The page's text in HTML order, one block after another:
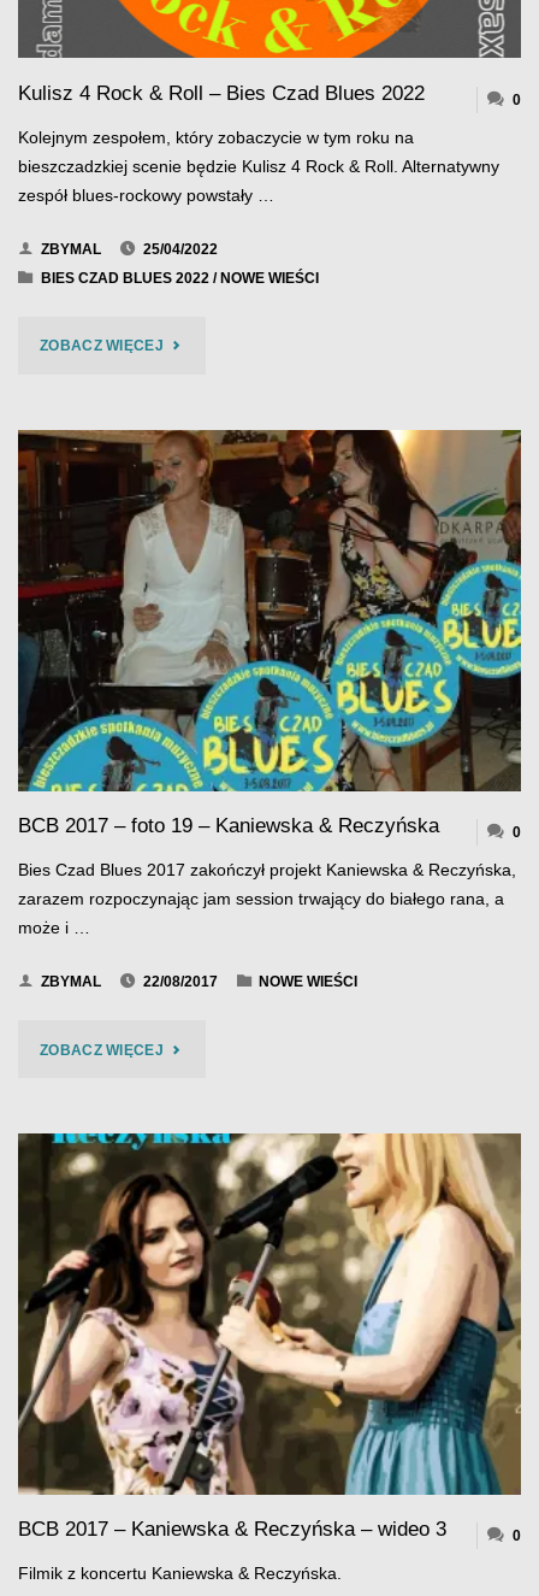
Kulisz 4 Rock & Roll – Bies Czad Blues 2022 0
Kolejnym zespołem, który zobaczycie w tym roku na
bieszczadzkiej scenie będzie Kulisz 4 Rock & Roll. Alternatywny
zespół blues-rockowy powstały …
ZBYMAL
25/04/2022
BIES CZAD BLUES 2022/ NOWE WIEŚCI
ZOBACZ WIĘCEJ"KULISZ
ROCK
&
ROLL
CZAD
BLUES
2022"
BCB 2017 – foto 19 – Kaniewska & Reczyńska 0
Bies Czad Blues 2017 zakończył projekt Kaniewska & Reczyńska,
zarazem rozpoczynając jam session trwający do białego rana, a
może i …
ZBYMAL 22/08/2017 NOWE WIEŚCI
ZOBACZ WIĘCEJ"BCB
–
FOTO
19
–
KANIEWSKA
&
RECZYŃSKA"
BCB 2017 – Kaniewska & Reczyńska – wideo 3 0
Filmik z koncertu Kaniewska & Reczyńska.